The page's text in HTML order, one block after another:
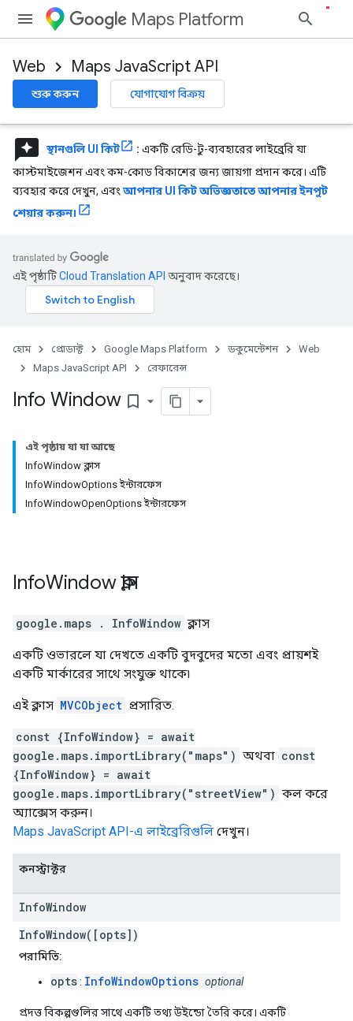
Maps Platform
Web Maps JavaScript API
শুরু করুন যোগাযোগ বিক্রয়
reviews স্থানগুলি UI কিট : একটি রেডি-টু-ব্যবহারের লাইব্রেরি যা
কাস্টমাইজেশন এবং কম-কোড বিকাশের জন্য জায়গা প্রদান করে। এটি
ব্যবহার করে দেখুন, এবংআপনার UI কিট অভিজ্ঞতাতে আপনার ইনপুট
শেয়ার করুন।
এই পৃষ্ঠাটিCloud Translation API অনুবাদ করেছে।
হোম প্রোডাক্ট Google Maps Platform ডকুমেন্টেশন
Web
Maps JavaScript API
রেফারেন্স
Info Window bookmark_border
এই পৃষ্ঠায় যা যা আছে
InfoWindow ক্লাস
InfoWindowOptions ইন্টারফেস
InfoWindowOpenOptions ইন্টারফেস
InfoWindowক্লাস
google.maps . InfoWindow ক্লাস
একটি ওভারলে যা দেখতে একটি বুদবুদের মতো এবং প্রায়শই
একটি মার্কারের সাথে সংযুক্ত থাকে৷
এই ক্লাস MVCObject প্রসারিত.
const {InfoWindow} = await
google.maps.importLibrary("maps") অথবা const
{InfoWindow} = await
google.maps.importLibrary("streetView") কল করে
অ্যাক্সেস করুন।
Maps JavaScript API-এ লাইব্রেরিগুলি দেখুন।
কনস্ট্রাক্টর
InfoWindow
InfoWindow([opts])
পরামিতি:
opts: InfoWindowOptions optional
প্রদত্ত বিকল্পগুলির সাথে একটি তথ্য উইন্ডো তৈরি করে। একটি